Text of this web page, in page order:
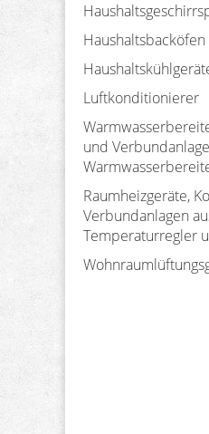
Luftkonditionierer
und
Raumheizgeräte,
Verbundanlagen
Temperaturregler